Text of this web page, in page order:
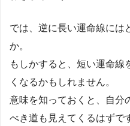
では、逆に長い運命線には
か。
もしかすると、短い運命線
くなるかもしれません。
意味を知っておくと、自分
べき道も見えてくるはずで